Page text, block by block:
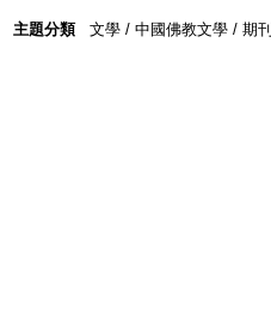
主題分類 文學 / 中國佛教文學 / 期